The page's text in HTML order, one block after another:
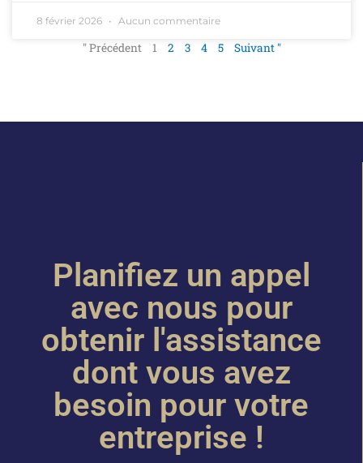
8 février 2026 Aucun commentaire
" Précédent 1 2 3 4 5 Suivant "
Planifiez un appel
avec nous pour
obtenir l'assistance
dont vous avez
besoin pour votre
entreprise !